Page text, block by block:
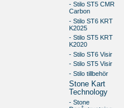
- Stilo ST5 CMR
Carbon
- Stilo ST6 KRT
K2025
- Stilo ST5 KRT
K2020
- Stilo ST6 Visir
- Stilo ST5 Visir
- Stilo tillbehör
Stone Kart
Technology
- Stone